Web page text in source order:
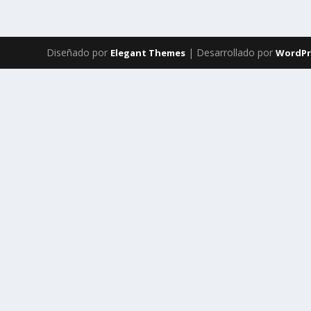
Diseñado por Elegant Themes | Desarrollado por